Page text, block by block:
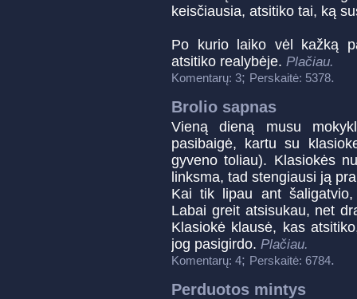
keisčiausia, atsitiko tai, ką
Po kurio laiko vėl kažką
atsitiko realybėje. Plačiau.
Komentarų: 3; Perskaitė: 5378.
Brolio sapnas
Vieną dieną musu
pasibaigė, kartu su
gyveno toliau). Klasiokės
linksma, tad stengiausi ją
Kai tik lipau ant
Labai greit atsisukau, net
Klasiokė klausė, kas
jog pasigirdo. Plačiau.
Komentarų: 4; Perskaitė: 6784.
Perduotos mintys